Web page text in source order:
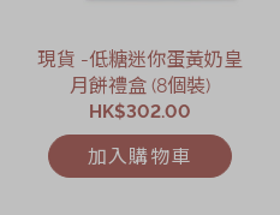
現貨 -低糖迷你蛋黃奶皇
月餅禮盒 (8個裝)
HK$302.00
加入購物車